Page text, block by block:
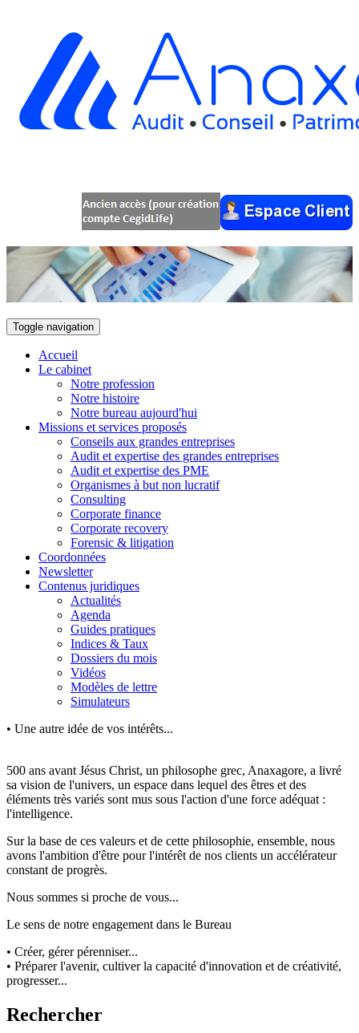
Toggle navigation
Accueil
Le cabinet
Notre profession
Notre histoire
Notre bureau aujourd'hui
Missions et services proposés
Conseils aux grandes entreprises
Audit et expertise des grandes entreprises
Audit et expertise des PME
Organismes à but non lucratif
Consulting
Corporate finance
Corporate recovery
Forensic & litigation
Coordonnées
Newsletter
Contenus juridiques
Actualités
Agenda
Guides pratiques
Indices & Taux
Dossiers du mois
Vidéos
Modèles de lettre
Simulateurs
• Une autre idée de vos intérêts...
500 ans avant Jésus Christ, un philosophe grec, Anaxagore, a livré
sa vision de l'univers, un espace dans lequel des êtres et des
éléments très variés sont mus sous l'action d'une force adéquat :
l'intelligence.
Sur la base de ces valeurs et de cette philosophie, ensemble, nous
avons l'ambition d'être pour l'intérêt de nos clients un accélérateur
constant de progrès.
Nous sommes si proche de vous...
Le sens de notre engagement dans le Bureau
• Créer, gérer pérenniser...
• Préparer l'avenir, cultiver la capacité d'innovation et de créativité,
progresser...
Rechercher